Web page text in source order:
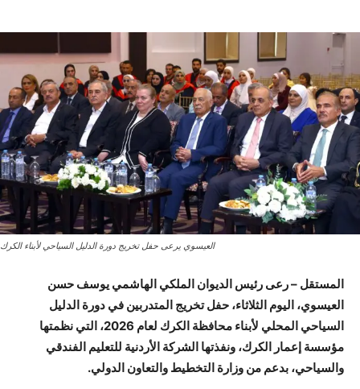
العيسوي يرعى حفل تخريج دورة الدليل السياحي لأبناء الكرك
المستقل –رعى رئيس الديوان الملكي الهاشمي يوسف حسن
العيسوي، اليوم الثلاثاء، حفل تخريج المتدربين في دورة الدليل
السياحي المحلي لأبناء محافظة الكرك لعام 2026، التي نظمتها
مؤسسة إعمار الكرك، ونفذتها الشركة الأردنية للتعليم الفندقي
والسياحي، بدعم من وزارة التخطيط والتعاون الدولي.